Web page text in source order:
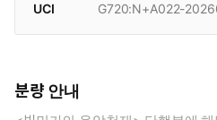
UCI
G720:N+A022-
분량 안내